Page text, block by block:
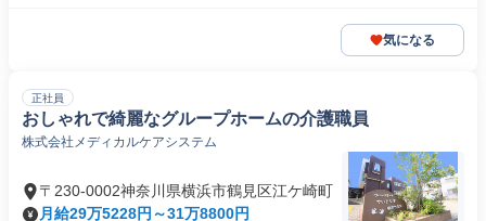
気になる
正社員
おしゃれで綺麗なグループホームの介護職員
株式会社メディカルケアシステム
〒230-0002神奈川県横浜市鶴見区江ケ崎町
月給29万5228円～31万8800円